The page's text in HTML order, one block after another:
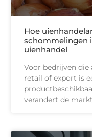
Hoe
schommelingen
uienhandel
Voor bedrijven
retail of export is
verandert de